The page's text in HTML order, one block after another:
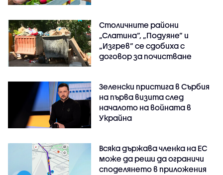
Столичните райони
„Слатина“, „Подуяне“ и
„Изгрев“ се сдобиха с
договор за почистване
Зеленски пристига в Сърбия
на първа визита след
началото на войната в
Украйна
Всяка държава членка на ЕС
може да реши да ограничи
споделянето в приложения